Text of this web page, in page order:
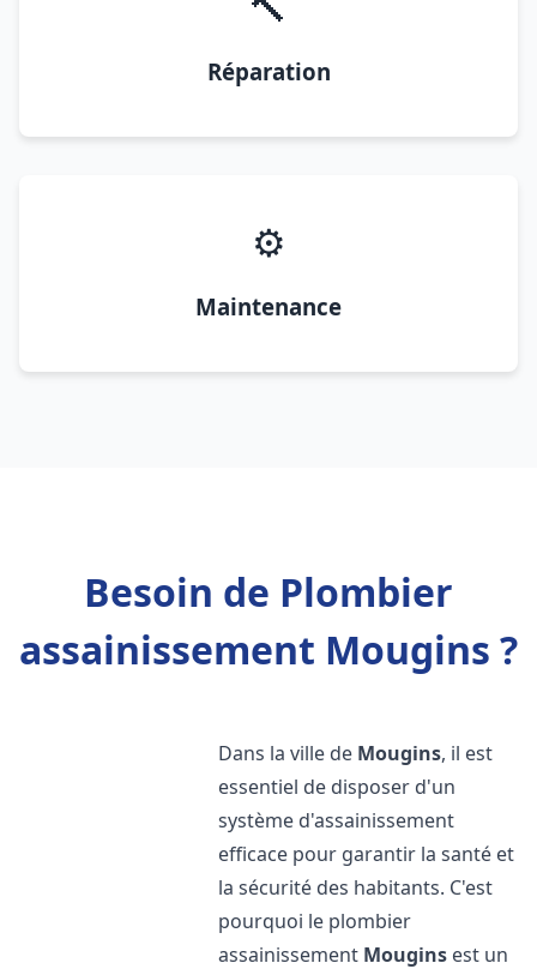
Réparation
⚙️
Maintenance
Besoin de Plombier
assainissement Mougins ?
Dans la ville de Mougins, il est
essentiel de disposer d'un
système d'assainissement
efficace pour garantir la santé et
la sécurité des habitants. C'est
pourquoi le plombier
assainissement Mougins est un